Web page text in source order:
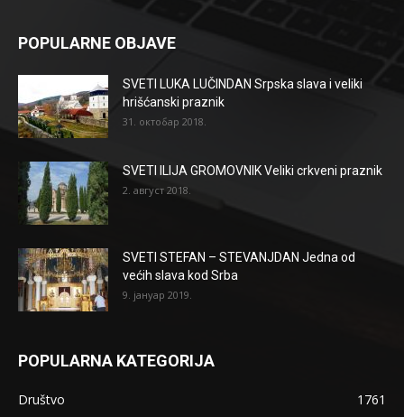
POPULARNE OBJAVE
SVETI LUKA LUČINDAN Srpska slava i veliki
hrišćanski praznik
31. октобар 2018.
SVETI ILIJA GROMOVNIK Veliki crkveni praznik
2. август 2018.
SVETI STEFAN – STEVANJDAN Jedna od
većih slava kod Srba
9. јануар 2019.
POPULARNA KATEGORIJA
Društvo
1761